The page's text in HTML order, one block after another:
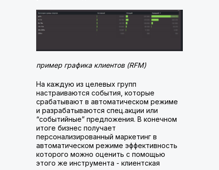
На каждую из целевых групп
настраиваются события, которые
срабатывают в автоматическом режиме
и разрабатываются спец.акции или
“событийные” предложения. В конечном
итоге бизнес получает
персонализированный маркетинг в
автоматическом режиме эффективность
которого можно оценить с помощью
этого же инструмента - клиентская
пример графика клиентов (RFM)